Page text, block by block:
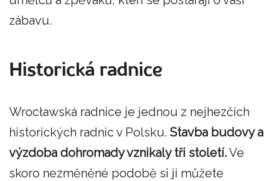
zábavu.
Historická radnice
Wrocławská radnice je jednou z nejhezčích
historických radnic v Polsku. Stavba budovy a
výzdoba dohromady vznikaly tři století.Ve
skoro nezměněné podobě si ji můžete